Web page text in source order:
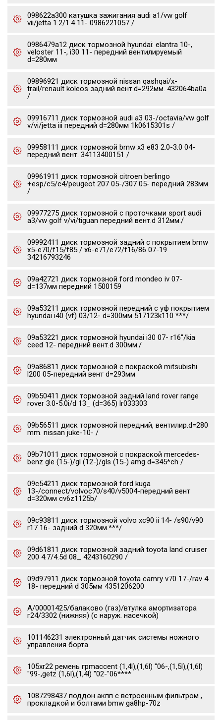
098622a300 катушка зажигания audi a1/vw golf
vii/jetta 1.2/1.4 11- 0986221057 /
0986479a12 диск тормозной hyundai: elantra 10-,
veloster 11-, i30 11- передний вентилируемый
d=280мм
09896921 диск тормозной nissan qashqai/x-
trail/renault koleos задний вент.d=292мм. 432064ba0a
/
09916711 диск тормозной audi a3 03-/octavia/vw golf
v/vi/jetta iii передний d=280мм 1k0615301s /
09958111 диск тормозной bmw x3 e83 2.0-3.0 04-
передний вент. 34113400151 /
09961911 диск тормозной citroen berlingo
+esp/c5/c4/peugeot 207 05-/307 05- передний 283мм.
/
09977275 диск тормозной c проточками sport audi
a3/vw golf v/vi/tiguan передний вент.d 312мм./
09992411 диск тормозной задний с покрытием bmw
x5-e70/f15/f85 / x6-e71/e72/f16/86 07-19
34216793246
09a42721 диск тормозной ford mondeo iv 07-
d=137мм передний 1500159
09a53211 диск тормозной передний с уф покрытием
hyundai i40 (vf) 03/12- d=300мм 517123k110 ***/
09a53221 диск тормозной hyundai i30 07- r16"/kia
ceed 12- передний вент.d 300мм./
09a86811 диск тормозной с покраской mitsubishi
l200 05-передний вент d=293мм
09b50411 диск тормозной задний land rover range
rover 3.0-5.0i/d 13_ (d=365) lr033303
09b56511 диск тормозной передний, вентилир.d=280
mm. nissan juke-10- /
09b71011 диск тормозной с покраской mercedes-
benz gle (15-)/gl (12-)/gls (15-) amg d=345*ch /
09c54211 диск тормозной ford kuga
13-/connect/volvoc70/s40/v5004-передний вент
d=320мм cv6z1125b/
09c93811 диск тормозной volvo xc90 ii 14- /s90/v90
r17 16- задний d 320мм.***/
09d61811 диск тормозной задний toyota land cruiser
200 4.7/4.5d 08_ 4243160290 /
09d97911 диск тормозной toyota camry v70 17-/rav 4
18- передний d 305мм 4351206200
А/00001425/балаково (газ)/втулка амортизатора
г24/3302 (нижняя) (с наруж. насечкой)
101146231 электронный датчик системы ножного
управления борта
105xr22 ремень грmaccent (1,4l),(1,6l) "06-,(1,5l),(1,6l)
"99-,getz (1,6l),(1,4l) "02-"06****
1087298437 поддон акпп с встроенным фильтром ,
прокладкой и болтами bmw ga8hp-70z